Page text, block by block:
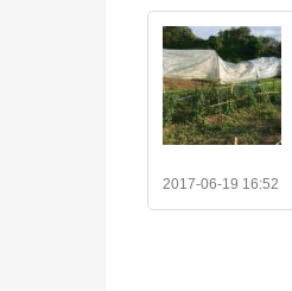
2017-06-19 16:52